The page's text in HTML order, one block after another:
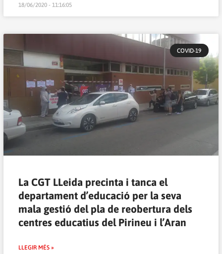
18/06/2020 - 11:16:05
COVID-19
La CGT LLeida precinta i tanca el
departament d’educació per la seva
mala gestió del pla de reobertura dels
centres educatius del Pirineu i l’Aran
LLEGIR MÉS »